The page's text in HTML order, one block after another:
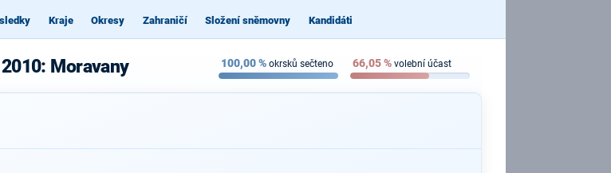
Kraje Okresy Zahraničí Složení sněmovny Kandidáti
Moravany 100,00% okrsků sečteno 66,05% volební účast